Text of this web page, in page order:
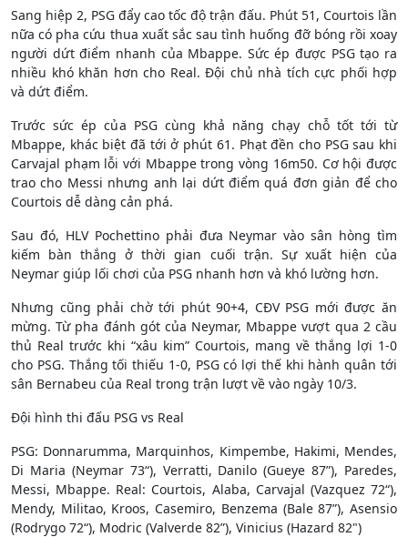
Sang hiệp 2, PSG đẩy cao tốc độ trận đấu. Phút 51, Courtois lần
nữa có pha cứu thua xuất sắc sau tình huống đỡ bóng rồi xoay
người dứt điểm nhanh của Mbappe. Sức ép được PSG tạo ra
nhiều khó khăn hơn cho Real. Đội chủ nhà tích cực phối hợp
và dứt điểm.
Trước sức ép của PSG cùng khả năng chạy chỗ tốt tới từ
Mbappe, khác biệt đã tới ở phút 61. Phạt đền cho PSG sau khi
Carvajal phạm lỗi với Mbappe trong vòng 16m50. Cơ hội được
trao cho Messi nhưng anh lại dứt điểm quá đơn giản để cho
Courtois dễ dàng cản phá.
Sau đó, HLV Pochettino phải đưa Neymar vào sân hòng tìm
kiếm bàn thắng ở thời gian cuối trận. Sự xuất hiện của
Neymar giúp lối chơi của PSG nhanh hơn và khó lường hơn.
Nhưng cũng phải chờ tới phút 90+4, CĐV PSG mới được ăn
mừng. Từ pha đánh gót của Neymar, Mbappe vượt qua 2 cầu
thủ Real trước khi “xâu kim” Courtois, mang về thắng lợi 1-0
cho PSG. Thắng tối thiếu 1-0, PSG có lợi thế khi hành quân tới
sân Bernabeu của Real trong trận lượt về vào ngày 10/3.
Đội hình thi đấu PSG vs Real
PSG: Donnarumma, Marquinhos, Kimpembe, Hakimi, Mendes,
Di Maria (Neymar 73“), Verratti, Danilo (Gueye 87”), Paredes,
Messi, Mbappe. Real: Courtois, Alaba, Carvajal (Vazquez 72“),
Mendy, Militao, Kroos, Casemiro, Benzema (Bale 87”), Asensio
(Rodrygo 72“), Modric (Valverde 82”), Vinicius (Hazard 82")